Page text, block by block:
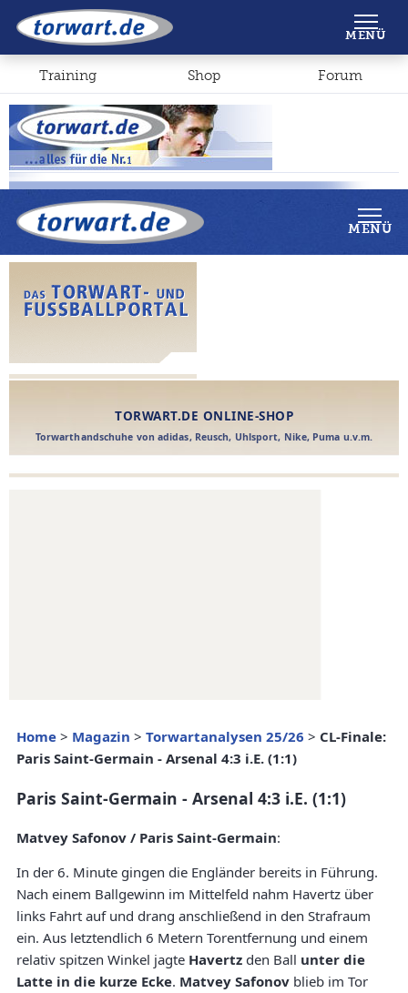
Shop Forum
MENÜ
Home > Magazin > Torwartanalysen 25/26 > CL-Finale:
Paris Saint-Germain - Arsenal 4:3 i.E. (1:1)
Paris Saint-Germain - Arsenal 4:3 i.E. (1:1)
Matvey Safonov / Paris Saint-Germain:
In der 6. Minute gingen die Engländer bereits in Führung.
Nach einem Ballgewinn im Mittelfeld nahm Havertz über
links Fahrt auf und drang anschließend in den Strafraum
ein. Aus letztendlich 6 Metern Torentfernung und einem
relativ spitzen Winkel jagte Havertz den Ball unter die
Latte in die kurze Ecke. Matvey Safonov blieb im Tor